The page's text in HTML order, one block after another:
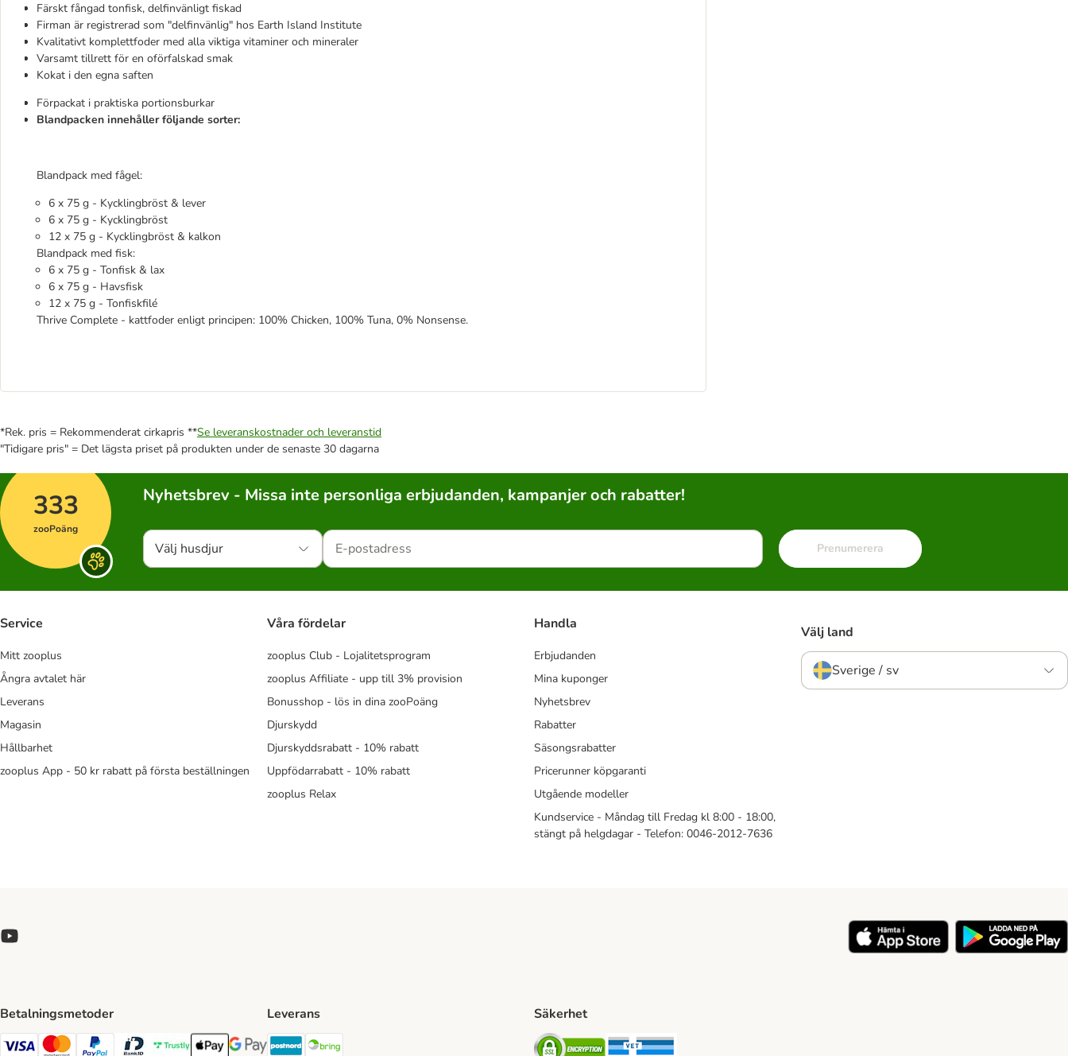
Färskt fångad tonfisk, delfinvänligt fiskad
Firman är registrerad som "delfinvänlig" hos Earth Island Institute
Kvalitativt komplettfoder med alla viktiga vitaminer och mineraler
Varsamt tillrett för en oförfalskad smak
Kokat i den egna saften
Förpackat i praktiska portionsburkar
Blandpacken innehåller följande sorter:
Blandpack med fågel:
6 x 75 g - Kycklingbröst & lever
6 x 75 g - Kycklingbröst
12 x 75 g - Kycklingbröst & kalkon
Blandpack med fisk:
6 x 75 g - Tonfisk & lax
6 x 75 g - Havsfisk
12 x 75 g - Tonfiskfilé
Thrive Complete - kattfoder enligt principen: 100% Chicken, 100% Tuna, 0% Nonsense.
*Rek. pris = Rekommenderat cirkapris **Se leveranskostnader och leveranstid
"Tidigare pris" = Det lägsta priset på produkten under de senaste 30 dagarna
333
zooPoäng
Nyhetsbrev - Missa inte personliga erbjudanden, kampanjer och rabatter!
Välj husdjur Prenumerera
Service
Mitt zooplus
Ångra avtalet här
Leverans
Magasin
Hållbarhet
zooplus App - 50 kr rabatt på första beställningen
Våra fördelar
zooplus Club - Lojalitetsprogram
zooplus Affiliate - upp till 3% provision
Bonusshop - lös in dina zooPoäng
Djurskydd
Djurskyddsrabatt - 10% rabatt
Uppfödarrabatt - 10% rabatt
zooplus Relax
Handla
Erbjudanden
Mina kuponger
Nyhetsbrev
Rabatter
Säsongsrabatter
Pricerunner köpgaranti
Utgående modeller
Kundservice - Måndag till Fredag kl 8:00 - 18:00,
stängt på helgdagar - Telefon: 0046-2012-7636
Välj land
Sverige / sv
Betalningsmetoder Leverans
Postnord Shipping Method
Säkerhet
Security